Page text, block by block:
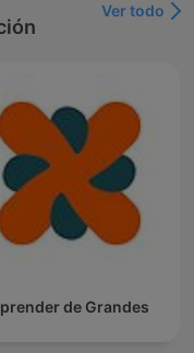
Ver todo
de Grandes